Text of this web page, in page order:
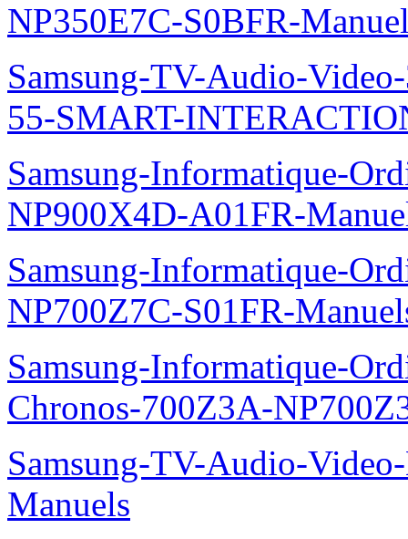
NP350E7C-S0BFR-
Samsung-TV-Audio-
55-SMART-
Samsung-Informatique-
NP900X4D-A01FR-
Samsung-Informatique-
NP700Z7C-S01FR-
Samsung-Informatique-
Chronos-700Z3A-
Samsung-TV-Audio-
Manuels